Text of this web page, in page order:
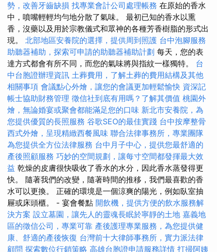
勢，改善牙齒缺損 找專業會計公司處理帳務 在原始的香水
中，噴嘴輕輕均勻地分散了氣味。 最初已知的香水以熏
香，沒藥以及用於宗教儀式和眾神的各種芳香樹脂的形式出
現。 北部地區安養院的選擇，提供周到照護 台中泡腳服務
助聽器補助，探索可申請的助聽器補助計劃 每天，您的表
達方式都會有所不同，而您的氣味將與指紋一樣獨特。 台
中台胞證辦理資訊 土葬費用，了解土葬的費用結構及其他
相關事項 會議點心外燴，讓您的會議更加輕鬆愉快 資深記
帳士協助財務管理 徵信社到底有用嗎？了解其價值 桃園外
燴，無論婚宴或聚會都能滿足您的口味 新北市安養院，為
您提供優質的長照服務 谷歌SEO的最佳實踐 台中按摩整骨
西式外燴，呈現精緻西餐風味 聯合法律事務所，專業團隊
為您提供全方位法律服務 台中月子中心，提供您最舒適的
產後照顧服務 巧妙的空間規劃，讓每寸空間都發揮最大效
益 乾燥的皮膚很快吸收了香水的水分，因此香水蒸發得更
快。 隨著我們的改變，隨著時間的推移，我們最喜歡的香
水可以更換。 正確的環境是一個涼爽的陽光，例如臥室抽
屜或床頭櫃。 - 宴會餐點 開飲機，提供方便的飲水服務解
決方案 設立墓園，讓先人的靈魂長眠於寧靜的土地 嘉義地
區的徵信公司，專業可靠 產後護理專業服務，為您提供健
康、舒適的產後恢復 台灣前十大律師事務所，實力派法律
顧問 探索數位行銷策略 高雄台胞證申請服務詳情 打掃阿姨